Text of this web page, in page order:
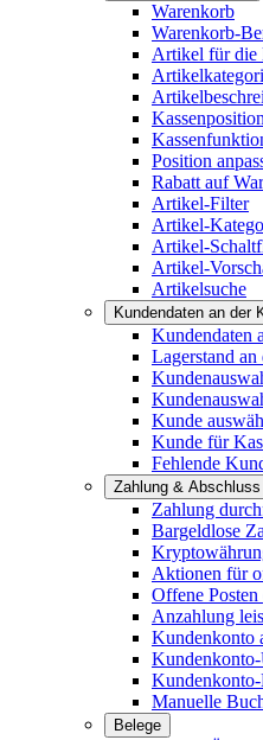
Warenkorb
Warenkorb-
Artikel für die
Position
Rabatt auf
Artikel-Filter
Artikel-
Artikel-
Artikel-
Artikelsuche
Kundendaten an der
Kundendaten
Lagerstand an
Kunde
Kunde für
Fehlende
Zahlung & Abschluss
Zahlung
Bargeldlose
Aktionen für
Offene
Anzahlung
Kundenkonto
Manuelle
Belege